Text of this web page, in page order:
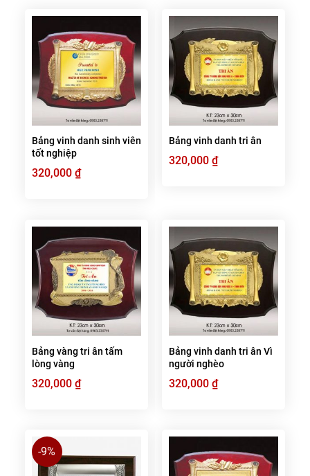
Bảng vinh danh sinh viên
tốt nghiệp
320,000 ₫
Bảng vinh danh tri ân
320,000 ₫
Bảng vàng tri ân tấm
lòng vàng
320,000 ₫
Bảng vinh danh tri ân Vì
người nghèo
320,000 ₫
-9%